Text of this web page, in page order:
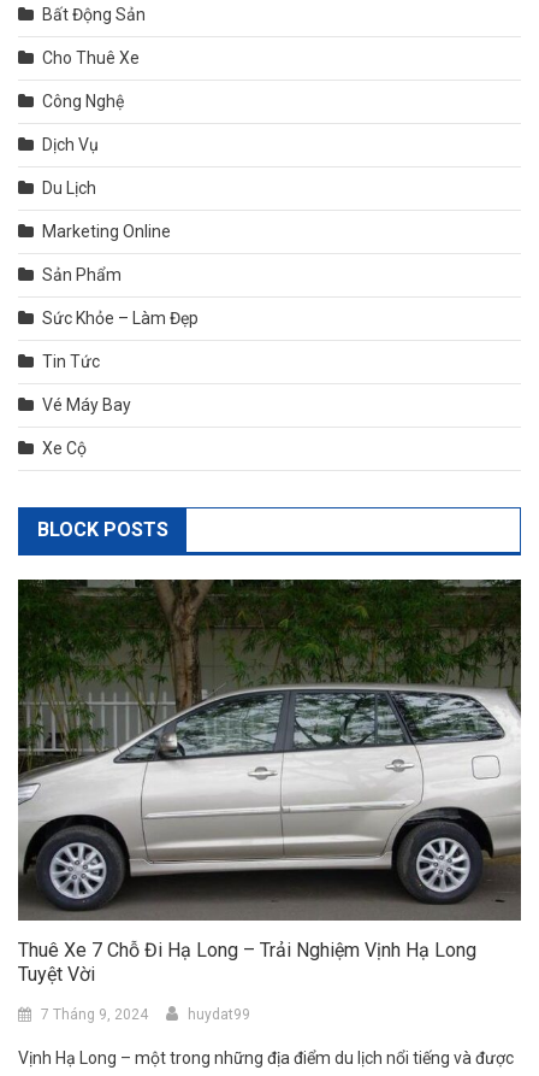
Bất Động Sản
Cho Thuê Xe
Công Nghệ
Dịch Vụ
Du Lịch
Marketing Online
Sản Phẩm
Sức Khỏe – Làm Đẹp
Tin Tức
Vé Máy Bay
Xe Cộ
BLOCK POSTS
Thuê Xe 7 Chỗ Đi Hạ Long – Trải Nghiệm Vịnh Hạ Long
Tuyệt Vời
7 Tháng 9, 2024 huydat99
Vịnh Hạ Long – một trong những địa điểm du lịch nổi tiếng và được